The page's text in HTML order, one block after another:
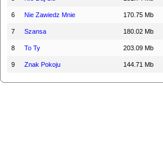
6 Nie Zawiedz Mnie 170.75 Mb
7 Szansa 180.02 Mb
8 To Ty 203.09 Mb
9 Znak Pokoju 144.71 Mb